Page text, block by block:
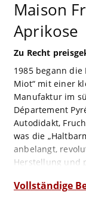
Maison
Aprikose
Zu Recht
1985 begann die
Miot“ mit einer
Manufaktur im
Département
Autodidakt,
was die
anbelangt,
Herstellung und
Fruchtaufstriche
Vollständige